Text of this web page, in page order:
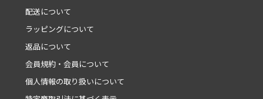
配送について
ラッピングについて
返品について
会員規約・会員について
個人情報の取り扱いについて